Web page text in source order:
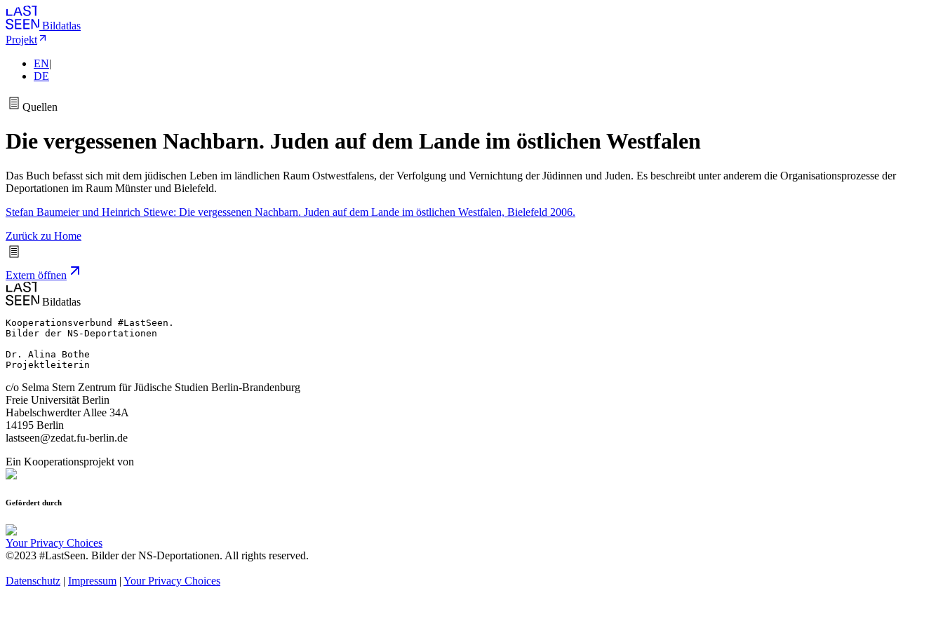
Bildatlas
Projekt
EN|
DE
Quellen
Die vergessenen Nachbarn. Juden auf dem Lande im östlichen Westfalen
Das Buch befasst sich mit dem jüdischen Leben im ländlichen Raum Ostwestfalens, der Verfolgung und Vernichtung der Jüdinnen und Juden. Es beschreibt unter anderem die Organisationsprozesse der
Deportationen im Raum Münster und Bielefeld.
Stefan Baumeier und Heinrich Stiewe: Die vergessenen Nachbarn. Juden auf dem Lande im östlichen Westfalen, Bielefeld 2006.
Zurück zu Home
Extern öffnen
Bildatlas
Kooperationsverbund #LastSeen.
Bilder der NS-Deportationen
Dr. Alina Bothe
Projektleiterin
c/o Selma Stern Zentrum für Jüdische Studien Berlin-Brandenburg
Freie Universität Berlin
Habelschwerdter Allee 34A
14195 Berlin
lastseen@zedat.fu-berlin.de
Ein Kooperationsprojekt von
Gefördert durch
Your Privacy Choices
©2023 #LastSeen. Bilder der NS-Deportationen. All rights reserved.
Datenschutz | Impressum | Your Privacy Choices